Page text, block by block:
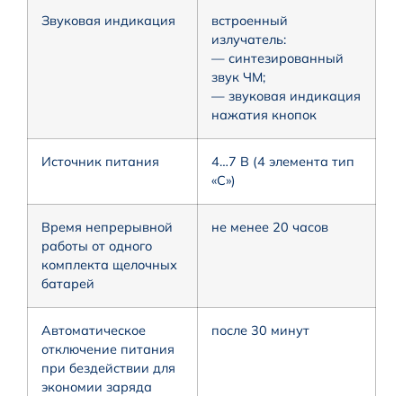
Звуковая индикация
встроенный
излучатель:
— синтезированный
звук ЧМ;
— звуковая индикация
нажатия кнопок
Источник питания
4…7 В (4 элемента тип
«С»)
Время непрерывной
работы от одного
комплекта щелочных
батарей
не менее 20 часов
Автоматическое
отключение питания
при бездействии для
экономии заряда
после 30 минут